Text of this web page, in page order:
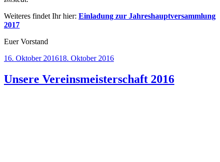
Weiteres findet Ihr hier: Einladung zur Jahreshauptversammlung
2017
Euer Vorstand
Veröffentlicht
16. Oktober 201618. Oktober 2016
Unsere Vereinsmeisterschaft 2016